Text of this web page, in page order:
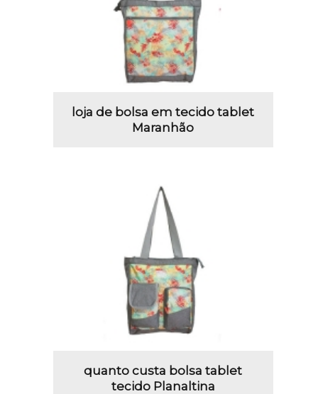
loja de bolsa em tecido tablet
Maranhão
quanto custa bolsa tablet
tecido Planaltina